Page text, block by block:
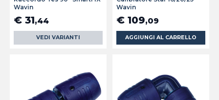
Wavin
€ 31,44
VEDI VARIANTI
Wavin
€ 109,09
AGGIUNGI AL CARRELLO